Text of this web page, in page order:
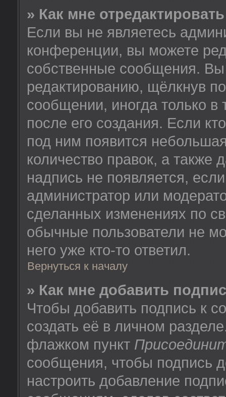
» Как мне
Если вы не являетесь
конференции, вы можете
собственные сообщения.
редактированию, щёлкнув
сообщении, иногда только в
после его создания. Если
под ним появится
количество правок, а также
надпись не появляется,
администратор или
сделанных изменениях по
обычные пользователи не
него уже кто-то ответил.
Вернуться к началу
» Как мне добавить
Чтобы добавить подпись к
создать её в личном
флажком пункт
сообщения, чтобы подпись
настроить добавление